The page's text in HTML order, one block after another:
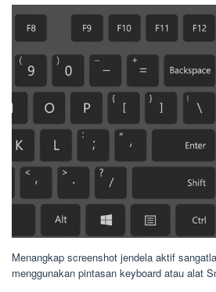
Menangkap screenshot jendela aktif
menggunakan pintasan keyboard atau alat